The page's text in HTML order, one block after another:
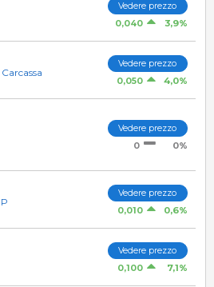
Vedere prezzo
0,040
3,9%
Carcassa
Vedere prezzo
0,050
4,0%
Vedere prezzo
0
0%
Vedere prezzo
0,010
0,6%
Vedere prezzo
0,100
7,1%